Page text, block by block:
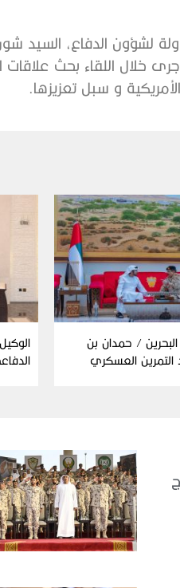
لشؤون الدفاع، السيد
خلال اللقاء بحث علاقات
و سبل تعزيزها.
/ حمدان بن
العسكري